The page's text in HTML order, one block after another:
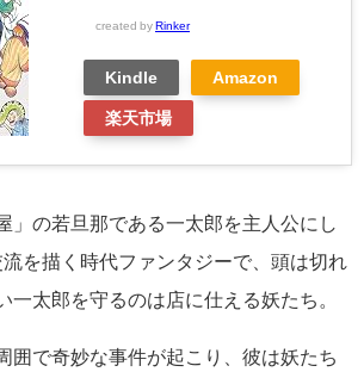
created by Rinker
Kindle Amazon
楽天市場
」の若旦那である一太郎を主人公にし
流を描く時代ファンタジーで、頭は切れ
一太郎を守るのは店に仕える妖たち。
囲で奇妙な事件が起こり、彼は妖たち